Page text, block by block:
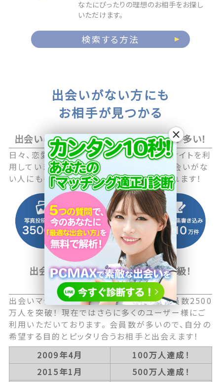
なたにぴったりの理想のお相手をお探し
いただけます。
検索する方法
出会いがない方にも
お相手が見つかる
出会いに積極的なアクティブユーザーが多い！
日々、恋愛や恋活に積極的な男性・女性がサイトを利
用していますので職場や日常生活の中で出会いがな
い人にも毎日新しい出会いのチャンスが訪れます！
出会い系マッチングサイト国内最大級！
2500万人以上の会員数
出会いマッチングサービス国内最大級の会員数2500
万人を突破！ 現在ではさらに多くのユーザー様にご
利用いただいております。 会員数が多いので、自分の
希望する目的とピッタリ合うお相手と出会えます！
2009年4月
100万人達成！
2015年1月
500万人達成！
×